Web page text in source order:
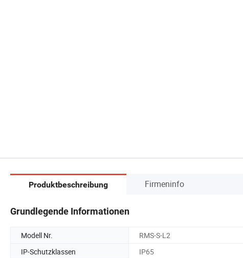
Produktbeschreibung Firmeninfo
Grundlegende Informationen
Modell Nr. RMS-S-L2
IP-Schutzklassen
IP65